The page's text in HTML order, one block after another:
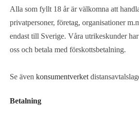
Alla som fyllt 18 år är välkomna att
privatpersoner, företag, organisationer
endast till Sverige. Våra utrikeskunder
oss och betala med förskottsbetalning.
Se även konsumentverket
Betalning